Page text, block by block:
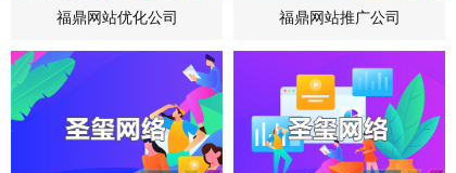
福鼎网站优化公司 福鼎网站推广公司